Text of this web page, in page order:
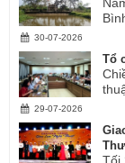
30-07-2026
Tổ
29-07-2026
Tối